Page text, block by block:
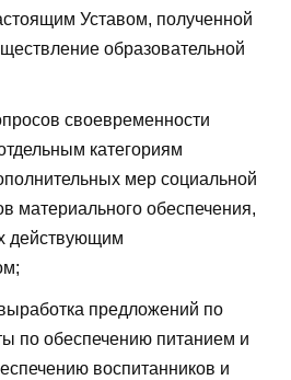
Уставом, полученной
образовательной
своевременности
категориям
мер социальной
материального обеспечения,
действующим
предложений по
по обеспечению питанием и
воспитанников и